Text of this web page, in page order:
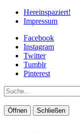
Hereinspaziert!
Impressum
Facebook
Instagram
Twitter
Tumblr
Pinterest
Suche
Öffnen Schließen